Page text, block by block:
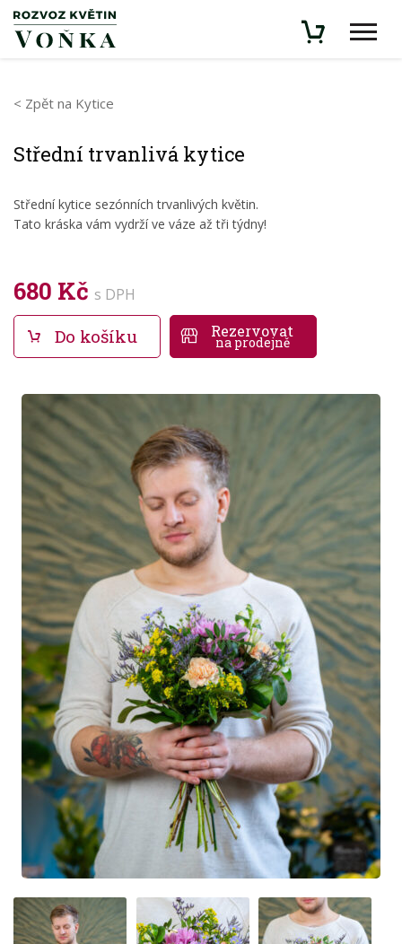
< Zpět na Kytice
Střední trvanlivá kytice
Střední kytice sezónních trvanlivých květin.
Tato kráska vám vydrží ve váze až tři týdny!
680 Kč s DPH
Do košíku Rezervovat
na prodejně